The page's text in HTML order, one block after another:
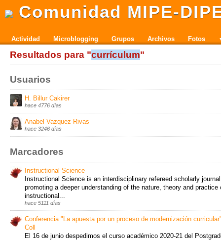
Comunidad MIPE-
Actividad Microblogging Grupos Archivos Fotos
Resultados para "currículum"
Usuarios
H. Billur Cakirer
hace 4776 días
Anabel Vazquez Rivas
hace 3246 días
Marcadores
Instructional Science
Instructional Science is an interdisciplinary refereed scholarly
promoting a deeper understanding of the nature, theory and practice
instructional...
hace 5111 días
Conferencia "La apuesta por un proceso de modernización
Coll
El 16 de junio despedimos el curso académico 2020-21 del